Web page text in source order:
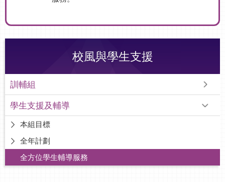
校風與學生支援
訓輔組
學生支援及輔導
本組目標
全年計劃
全方位學生輔導服務